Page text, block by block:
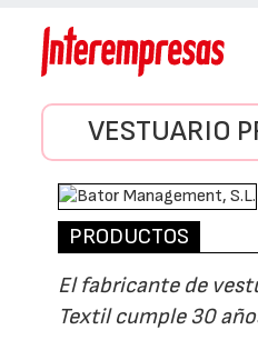
VESTUARIO
PRODUCTOS
El fabricante de
Textil cumple 30